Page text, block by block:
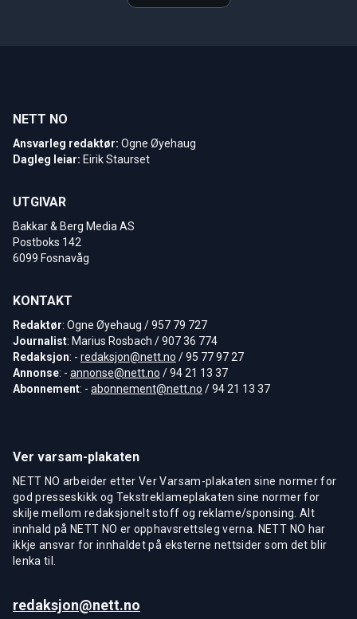
NETT NO
Ansvarleg redaktør: Ogne Øyehaug
Dagleg leiar: Eirik Staurset
UTGIVAR
Bakkar & Berg Media AS
Postboks 142
6099 Fosnavåg
KONTAKT
Redaktør: Ogne Øyehaug / 957 79 727
Journalist: Marius Rosbach / 907 36 774
Redaksjon: - redaksjon@nett.no / 95 77 97 27
Annonse: - annonse@nett.no / 94 21 13 37
Abonnement: - abonnement@nett.no / 94 21 13 37
Ver varsam-plakaten
NETT NO arbeider etter Ver Varsam-plakaten sine normer for
god presseskikk og Tekstreklameplakaten sine normer for
skilje mellom redaksjonelt stoff og reklame/sponsing. Alt
innhald på NETT NO er opphavsrettsleg verna. NETT NO har
ikkje ansvar for innhaldet på eksterne nettsider som det blir
lenka til.
redaksjon@nett.no